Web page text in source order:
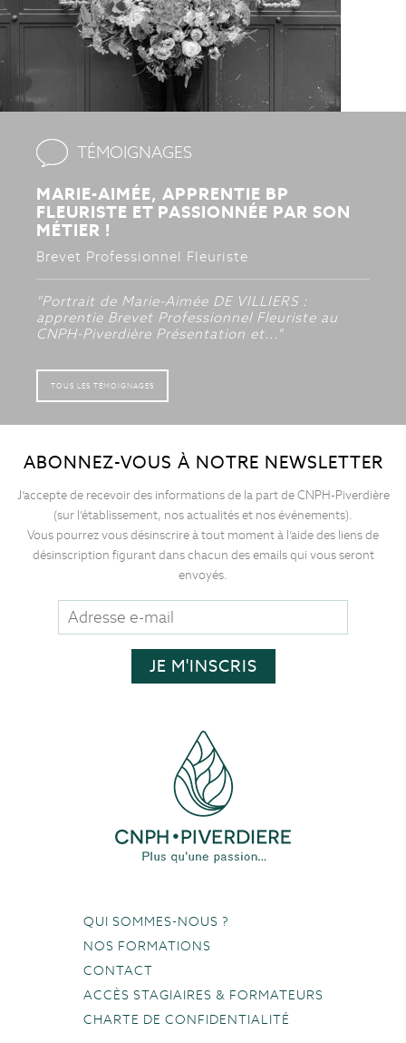
TÉMOIGNAGES
MARIE-AIMÉE, APPRENTIE BP
FLEURISTE ET PASSIONNÉE PAR SON
MÉTIER !
Brevet Professionnel Fleuriste
"Portrait de Marie-Aimée DE VILLIERS :
apprentie Brevet Professionnel Fleuriste au
CNPH-Piverdière Présentation et..."
TOUS LES TÉMOIGNAGES
ABONNEZ-VOUS À NOTRE NEWSLETTER
J’accepte de recevoir des informations de la part de CNPH-Piverdière
(sur l’établissement, nos actualités et nos événements).
Vous pourrez vous désinscrire à tout moment à l’aide des liens de
désinscription figurant dans chacun des emails qui vous seront
envoyés.
QUI SOMMES-NOUS ?
NOS FORMATIONS
CONTACT
ACCÈS STAGIAIRES & FORMATEURS
CHARTE DE CONFIDENTIALITÉ